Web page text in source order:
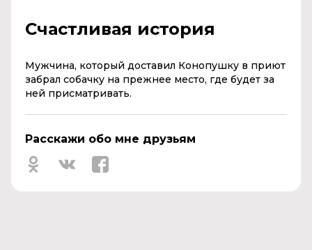
Счастливая история
Мужчина, который доставил Конопушку в приют
забрал собачку на прежнее место, где будет за
ней присматривать.
Расскажи обо мне друзьям